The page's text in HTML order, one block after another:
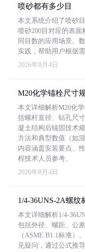
喷砂都有多少目
本文系统介绍了喷砂
喷砂200目对应的表面
同目数的应用场景。
实践，帮助用户根据
2026年8月4日
M20化学锚栓尺寸
本文详细解析M20化
括螺杆直径、钻孔尺
凝土结构后锚固技术
方法和典型数值（如
内容涵盖安装要点、
程技术人员参考。
2026年8月4日
1/4-36UNS-2A螺纹
本文详细解析1/4-
包括外径、螺距、公
（ASME B1.1标准）
见疑问，通过公式推